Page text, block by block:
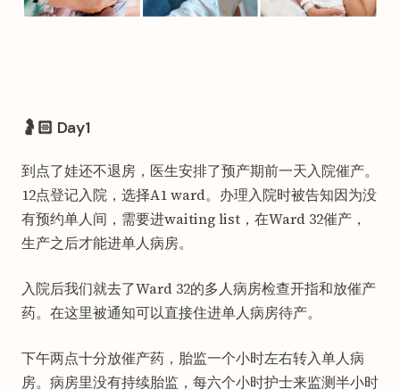
🤰🏻 Day1
到点了娃还不退房，医生安排了预产期前一天入院催产。
12点登记入院，选择A1 ward。办理入院时被告知因为没
有预约单人间，需要进waiting list，在Ward 32催产，
生产之后才能进单人病房。
入院后我们就去了Ward 32的多人病房检查开指和放催产
药。在这里被通知可以直接住进单人病房待产。
下午两点十分放催产药，胎监一个小时左右转入单人病
房。病房里没有持续胎监，每六个小时护士来监测半小时